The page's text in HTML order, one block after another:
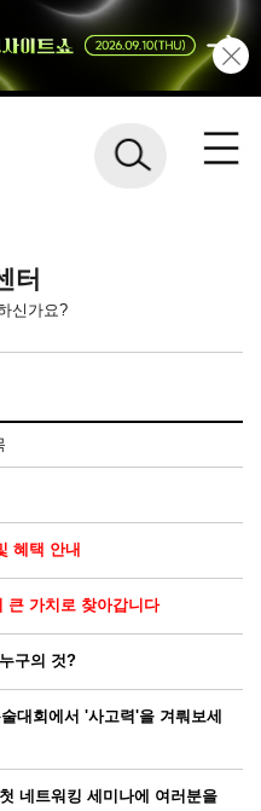
터
신가요?
혜택 안내
큰 가치로 찾아갑니다
구의 것?
대회에서 '사고력'을 겨뤄보세
네트워킹 세미나에 여러분을